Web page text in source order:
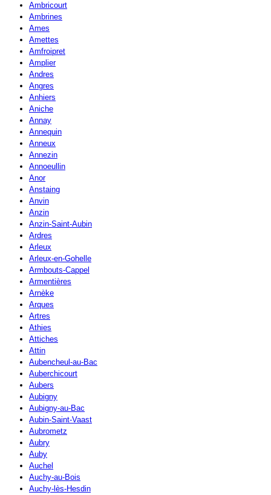
Ambricourt
Ambrines
Ames
Amettes
Amfroipret
Amplier
Andres
Angres
Anhiers
Aniche
Annay
Annequin
Anneux
Annezin
Annoeullin
Anor
Anstaing
Anvin
Anzin
Anzin-Saint-Aubin
Ardres
Arleux
Arleux-en-Gohelle
Armbouts-Cappel
Armentières
Arnèke
Arques
Artres
Athies
Attiches
Attin
Aubencheul-au-Bac
Auberchicourt
Aubers
Aubigny
Aubigny-au-Bac
Aubin-Saint-Vaast
Aubrometz
Aubry
Auby
Auchel
Auchy-au-Bois
Auchy-lès-Hesdin